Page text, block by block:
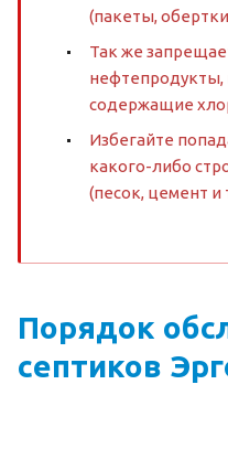
(пакеты, обертки
Так же
содержащие
Избегайте
какого-либо
(песок, цемент и
Порядок
септиков